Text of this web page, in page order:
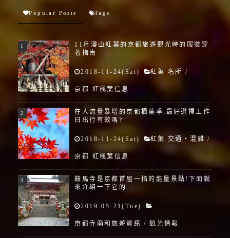
Popular Posts Tags
11月漫山紅葉的京都旅遊觀光時的服裝穿
著指南
2018-11-24(Sat) 紅葉 名所 /
京都 紅楓葉信息
在人流量暴增的京都楓葉季,最好選擇工作
日出行有效嗎?
2018-11-24(Sat) 紅葉 交通・混雑 /
京都 紅楓葉信息
鞍馬寺是京都首屈一指的能量景點!下面就
來介紹一下它的...
2019-05-21(Tue)
京都寺廟和旅遊資訊 /観光情報